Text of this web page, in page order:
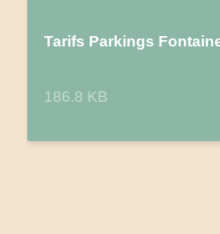
Tarifs Parkings
186.8 KB